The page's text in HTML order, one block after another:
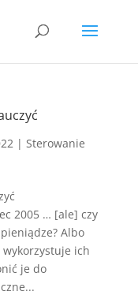
| Sterowanie
2005 … [ale] czy
Albo
ich
je do